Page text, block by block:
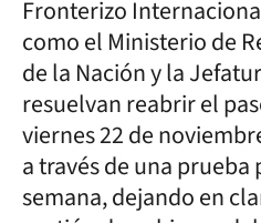
Fronterizo
como el Ministerio de
de la Nación y la
resuelvan reabrir el
viernes 22 de
a través de una
semana, dejando en